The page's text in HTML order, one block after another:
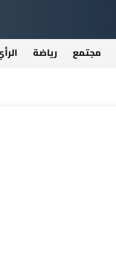
مجتمع رياضة